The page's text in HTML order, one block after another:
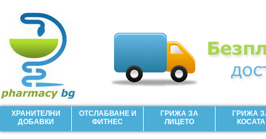
ХРАНИТЕЛНИ
ДОБАВКИ
ОТСЛАБВАНЕ И
ФИТНЕС
ГРИЖА ЗА
ЛИЦЕТО
ГРИЖА
КОСАТА